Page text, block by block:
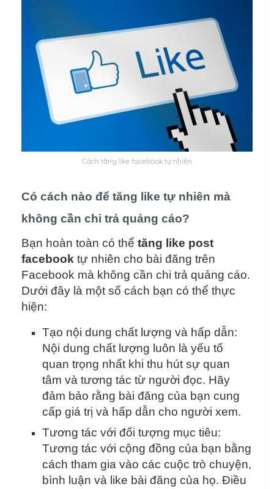
Cách tăng like facebook tự nhiên
Có cách nào để tăng like tự nhiên mà
không cần chi trả quảng cáo?
Bạn hoàn toàn có thể tăng like post
facebook tự nhiên cho bài đăng trên
Facebook mà không cần chi trả quảng cáo.
Dưới đây là một số cách bạn có thể thực
hiện:
Tạo nội dung chất lượng và hấp dẫn:
Nội dung chất lượng luôn là yếu tố
quan trọng nhất khi thu hút sự quan
tâm và tương tác từ người đọc. Hãy
đảm bảo rằng bài đăng của bạn cung
cấp giá trị và hấp dẫn cho người xem.
Tương tác với đối tượng mục tiêu:
Tương tác với cộng đồng của bạn bằng
cách tham gia vào các cuộc trò chuyện,
bình luận và like bài đăng của họ. Điều